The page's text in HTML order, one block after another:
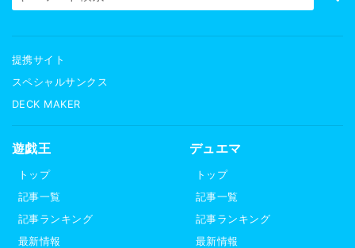
提携サイト
スペシャルサンクス
DECK MAKER
遊戯王
トップ
記事一覧
記事ランキング
最新情報
デュエマ
トップ
記事一覧
記事ランキング
最新情報